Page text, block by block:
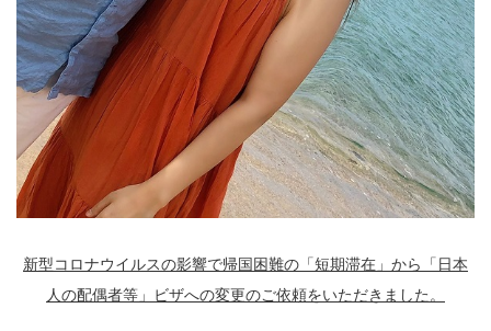
新型コロナウイルスの影響で帰国困難の「短期滞在」から「日本
人の配偶者等」ビザへの変更のご依頼をいただきました。